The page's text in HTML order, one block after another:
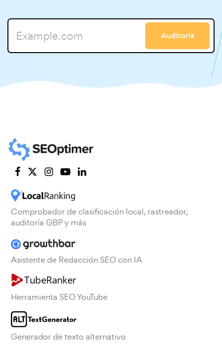
Auditoría
Comprobador de clasificación local, rastreador,
auditoría GBP y más
Asistente de Redacción SEO con IA
Herramienta SEO YouTube
Generador de texto alternativo